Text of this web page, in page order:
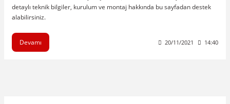
detaylı teknik bilgiler, kurulum ve montaj hakkında bu sayfadan destek
alabilirsiniz.
Devamı 20/11/2021 14:40